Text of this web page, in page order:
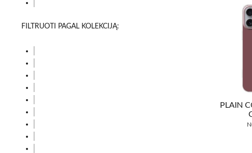
PLAIN
FILTRUOTI PAGAL KOLEKCIJĄ: